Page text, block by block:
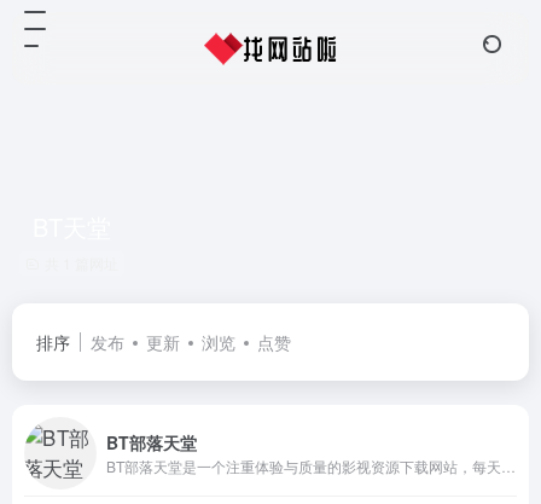
排序 发布 更新 浏览 点赞
BT部落天堂